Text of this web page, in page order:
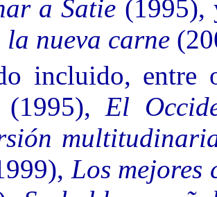
a Satie (1995),
nueva carne
incluido, entre
(1995), El
Los mejores